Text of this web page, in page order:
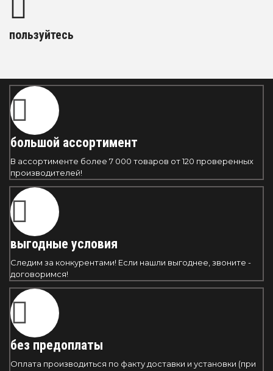
пользуйтесь
большой ассортимент
В ассортименте более 7 000 товаров от 120 проверенных
производителей!
выгодные условия
Следим за конкурентами! Если нашли выгоднее, звоните -
договоримся!
без предоплаты
Оплата производиться по факту доставки и установки (при